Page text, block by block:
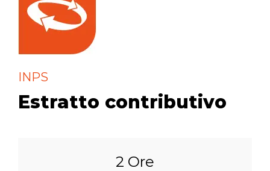
INPS
Estratto contributivo
2 Ore